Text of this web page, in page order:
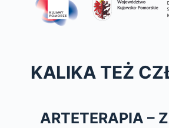
KALIKA TEŻ
ARTETERAPIA –